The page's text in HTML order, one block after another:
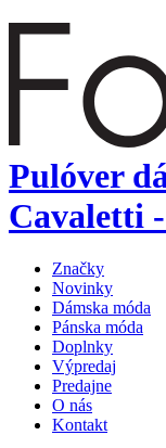
Pulóver
Cavaletti
Značky
Novinky
Dámska móda
Pánska móda
Doplnky
Výpredaj
Predajne
O nás
Kontakt